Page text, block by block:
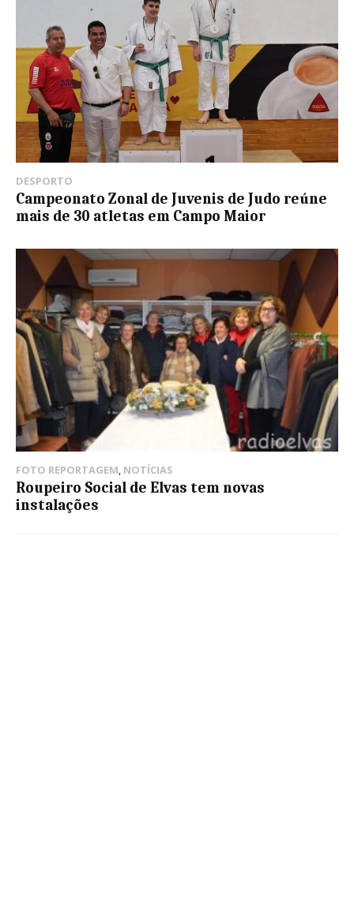
DESPORTO
Campeonato Zonal de Juvenis de Judo reúne
mais de 30 atletas em Campo Maior
FOTO REPORTAGEM, NOTÍCIAS
Roupeiro Social de Elvas tem novas
instalações